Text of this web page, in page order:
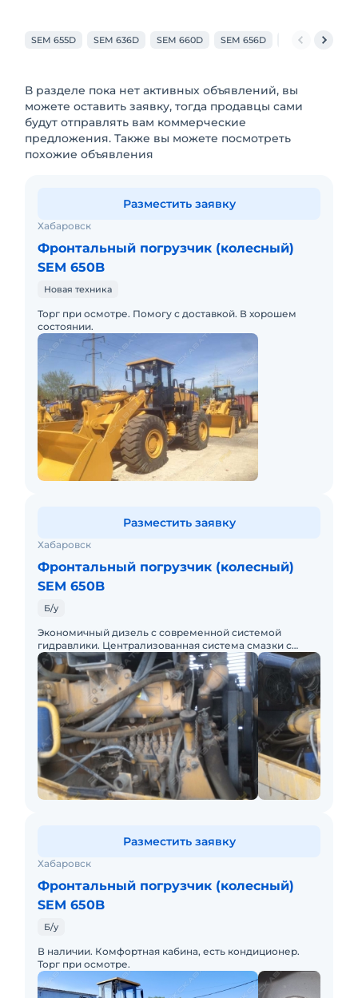
SEM 655D SEM 636D SEM 660D SEM 656D SEM 630B
В разделе пока нет активных объявлений, вы
можете оставить заявку, тогда продавцы сами
будут отправлять вам коммерческие
предложения. Также вы можете посмотреть
похожие объявления
Хабаровск
Фронтальный погрузчик (колесный)
SEM 650B
Новая техника
Торг при осмотре. Помогу с доставкой. В хорошем
состоянии.
Разместить заявку
Хабаровск
Фронтальный погрузчик (колесный)
SEM 650B
Б/у
Экономичный дизель с современной системой
гидравлики. Централизованная система смазки с
компьютерным управлением. Проведена
комплексная диагностика по 50 параме
Разместить заявку
Хабаровск
Фронтальный погрузчик (колесный)
SEM 650B
Б/у
В наличии. Комфортная кабина, есть кондиционер.
Торг при осмотре.
Разместить заявку